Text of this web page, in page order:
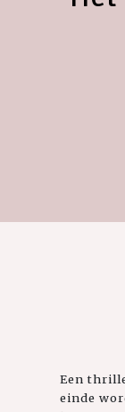
Een
einde